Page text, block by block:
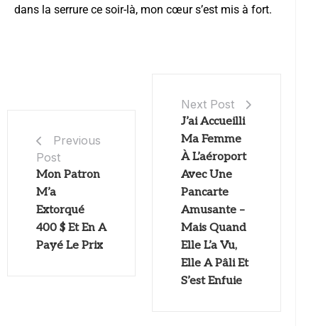
dans la serrure ce soir-là, mon cœur s’est mis à fort.
Previous
Post
Mon Patron
M’a
Extorqué
400 $ Et En A
Payé Le Prix
Next Post
J’ai Accueilli
Ma Femme
À L’aéroport
Avec Une
Pancarte
Amusante –
Mais Quand
Elle L’a Vu,
Elle A Pâli Et
S’est Enfuie